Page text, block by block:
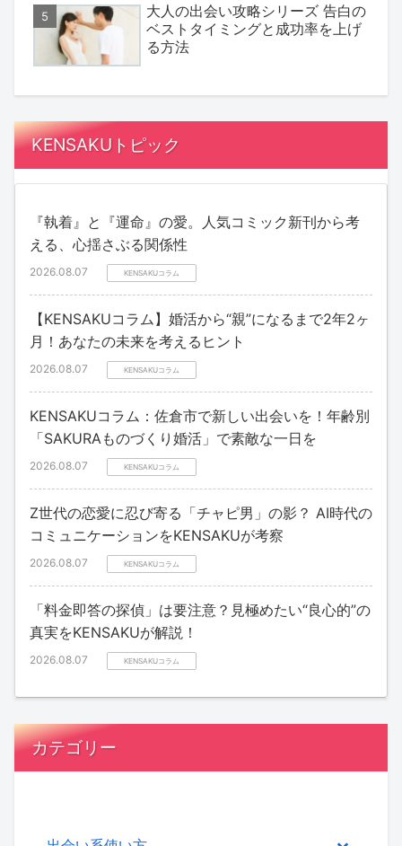
大人の出会い攻略シリーズ 告白の
ベストタイミングと成功率を上げ
る方法
KENSAKUトピック
『執着』と『運命』の愛。人気コミック新刊から考
える、心揺さぶる関係性
2026.08.07 KENSAKUコラム
【KENSAKUコラム】婚活から“親”になるまで2年2ヶ
月！あなたの未来を考えるヒント
2026.08.07 KENSAKUコラム
KENSAKUコラム：佐倉市で新しい出会いを！年齢別
「SAKURAものづくり婚活」で素敵な一日を
2026.08.07 KENSAKUコラム
Z世代の恋愛に忍び寄る「チャピ男」の影？ AI時代の
コミュニケーションをKENSAKUが考察
2026.08.07 KENSAKUコラム
「料金即答の探偵」は要注意？見極めたい“良心的”の
真実をKENSAKUが解説！
2026.08.07 KENSAKUコラム
カテゴリー